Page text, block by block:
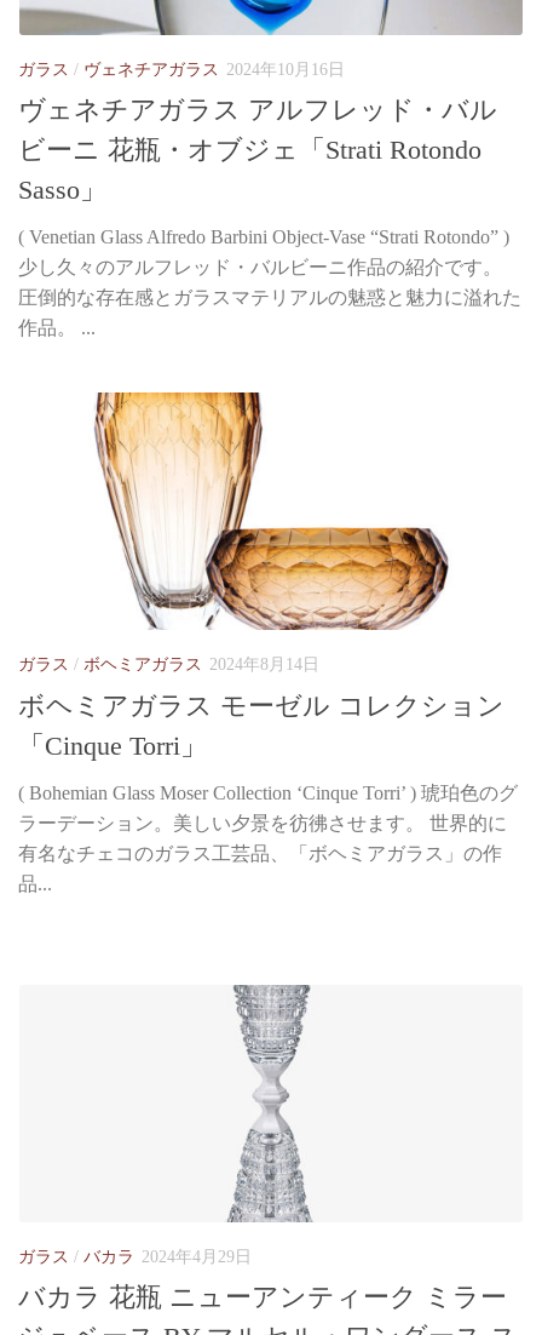
ガラス / ヴェネチアガラス 2024年10月16日
ヴェネチアガラス アルフレッド・バル
ビーニ 花瓶・オブジェ「Strati Rotondo
Sasso」
( Venetian Glass Alfredo Barbini Object-Vase “Strati Rotondo” )
少し久々のアルフレッド・バルビーニ作品の紹介です。
圧倒的な存在感とガラスマテリアルの魅惑と魅力に溢れた
作品。 ...
ガラス / ボヘミアガラス 2024年8月14日
ボヘミアガラス モーゼル コレクション
「Cinque Torri」
( Bohemian Glass Moser Collection ‘Cinque Torri’ ) 琥珀色のグ
ラーデーション。美しい夕景を彷彿させます。 世界的に
有名なチェコのガラス工芸品、「ボヘミアガラス」の作
品...
ガラス / バカラ 2024年4月29日
バカラ 花瓶 ニューアンティーク ミラー